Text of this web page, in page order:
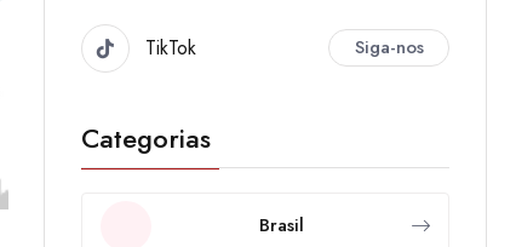
TikTok Siga-nos
Categorias
Brasil